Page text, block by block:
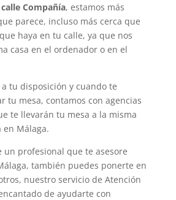
Compañía, estamos más
parece, incluso más cerca que
haya en tu calle, ya que nos
casa en el ordenador o en el
tu disposición y cuando te
tu mesa, contamos con agencias
te llevarán tu mesa a la misma
en Málaga.
un profesional que te asesore
también puedes ponerte en
nuestro servicio de Atención
de ayudarte con